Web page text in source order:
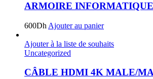
ARMOIRE INFORMATIQUE
600Dh Ajouter au panier
Ajouter à la liste de souhaits
Uncategorized
CÂBLE HDMI 4K MALE/